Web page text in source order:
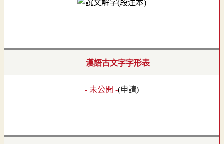
漢語古文字字形表
- 未公開 -(申請)